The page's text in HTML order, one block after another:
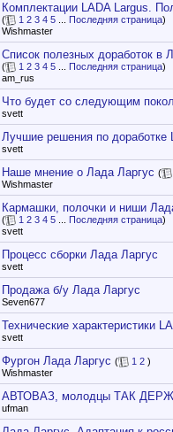
Комплектации LADA Largus.
( 1 2 3 4 5 Последняя страница)
Wishmaster
Список полезных доработок в
( 1 2 3 4 5 Последняя страница)
am_rus
Что будет со следующим
svett
Лучшие решения по доработке
svett
Наше мнение о Лада Ларгус (
Wishmaster
Кармашки, полочки и ниши
( 1 2 3 4 5 Последняя страница)
svett
Процесс сборки Лада Ларгус
svett
Продажа б/у Лада Ларгус
Seven677
Технические характеристики
svett
Фургон Лада Ларгус ( 1 2 )
Wishmaster
АВТОВАЗ, молодцы ТАК
ufman